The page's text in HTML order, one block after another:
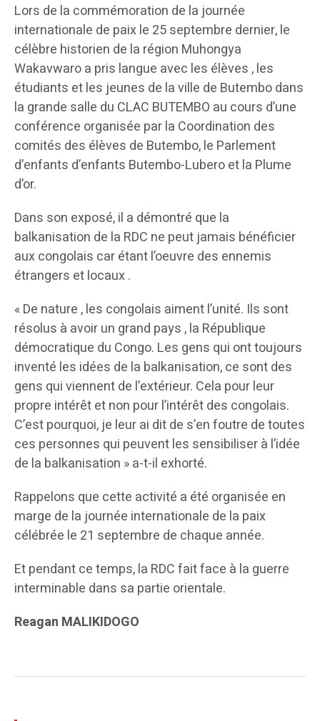
Lors de la commémoration de la journée
internationale de paix le 25 septembre dernier, le
célèbre historien de la région Muhongya
Wakavwaro a pris langue avec les élèves , les
étudiants et les jeunes de la ville de Butembo dans
la grande salle du CLAC BUTEMBO au cours d’une
conférence organisée par la Coordination des
comités des élèves de Butembo, le Parlement
d’enfants d’enfants Butembo-Lubero et la Plume
d’or.
Dans son exposé, il a démontré que la
balkanisation de la RDC ne peut jamais bénéficier
aux congolais car étant l’oeuvre des ennemis
étrangers et locaux .
« De nature , les congolais aiment l’unité. Ils sont
résolus à avoir un grand pays , la République
démocratique du Congo. Les gens qui ont toujours
inventé les idées de la balkanisation, ce sont des
gens qui viennent de l’extérieur. Cela pour leur
propre intérêt et non pour l’intérêt des congolais.
C’est pourquoi, je leur ai dit de s’en foutre de toutes
ces personnes qui peuvent les sensibiliser à l’idée
de la balkanisation » a-t-il exhorté.
Rappelons que cette activité a été organisée en
marge de la journée internationale de la paix
célébrée le 21 septembre de chaque année.
Et pendant ce temps, la RDC fait face à la guerre
interminable dans sa partie orientale.
Reagan MALIKIDOGO